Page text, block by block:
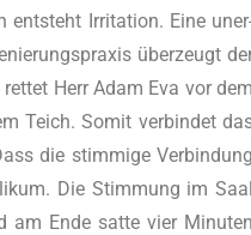
ent­steht Irri­ta­ti­on. Eine
über­zeugt
Herr Adam Eva vor dem
Teich. Somit ver­bin­det
die stim­mi­ge Ver­bin­dung
Die Stim­mung im Saal
am Ende sat­te vier Minu­ten